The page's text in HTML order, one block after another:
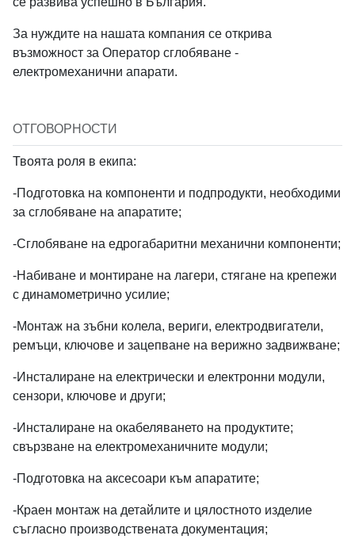
За нуждите на нашата компания се открива
възможност за Оператор сглобяване -
електромеханични апарати.
ОТГОВОРНОСТИ
Твоята роля в екипа:
-Подготовка на компоненти и подпродукти, необходими
за сглобяване на апаратите;
-Сглобяване на едрогабаритни механични компоненти;
-Набиване и монтиране на лагери, стягане на крепежи
с динамометрично усилие;
-Монтаж на зъбни колела, вериги, електродвигатели,
ремъци, ключове и зацепване на верижно задвижване;
-Инсталиране на електрически и електронни модули,
сензори, ключове и други;
-Инсталиране на окабеляването на продуктите;
свързване на електромеханичните модули;
-Подготовка на аксесоари към апаратите;
-Краен монтаж на детайлите и цялостното изделие
съгласно производствената документация;
Job type*
Job Level
Job Visibility
Public
Only
Only
Job Salary Budget